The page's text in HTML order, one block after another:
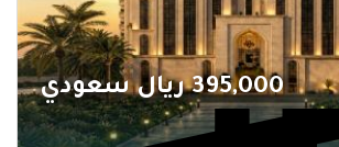
395,000 ريال سعودي